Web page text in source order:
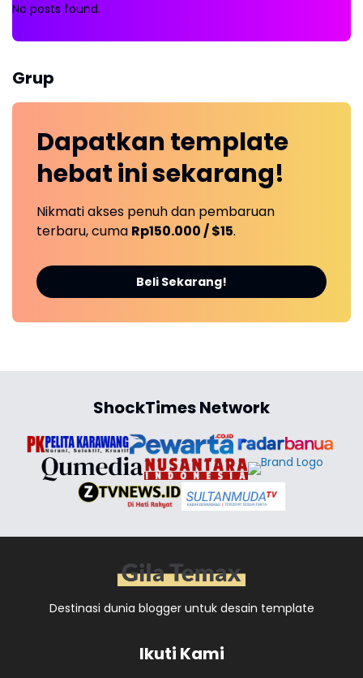
No posts found.
Grup
Dapatkan template
hebat inisekarang!
Nikmati akses penuh dan pembaruan
terbaru, cuma Rp150.000 / $15.
Beli Sekarang!
ShockTimes Network
Destinasi dunia blogger untuk desain template
Ikuti Kami